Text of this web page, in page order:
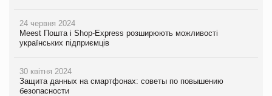
24 червня 2024
Meest Пошта і Shop-Express розширюють можливості
українських підприємців
30 квітня 2024
Защита данных на смартфонах: советы по повышению
безопасности